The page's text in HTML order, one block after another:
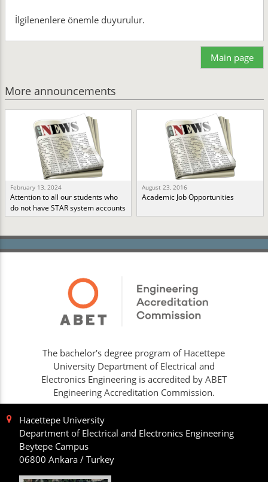
İlgilenenlere önemle duyurulur.
Main page
More announcements
February 13, 2024
Attention to all our students who
do not have STAR system accounts
August 23, 2016
Academic Job Opportunities
The bachelor's degree program of Hacettepe
University Department of Electrical and
Electronics Engineering is accredited by ABET
Engineering Accreditation Commission.
Hacettepe University
Department of Electrical and Electronics Engineering
Beytepe Campus
06800 Ankara / Turkey